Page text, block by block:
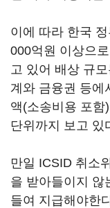
이에 따라 한국
000억원 이상으
고 있어 배상 규
계와 금융권 등에
액(소송비용 포함
단위까지 보고 있
만일 ICSID 취소
을 받아들이지 않
들여 지급해야한